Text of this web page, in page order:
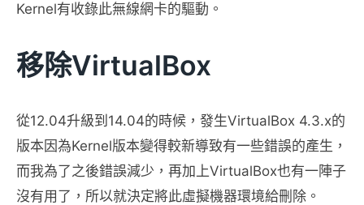
Kernel有收錄此無線網卡的驅動。
移除VirtualBox
從12.04升級到14.04的時候，發生VirtualBox 4.3.x的
版本因為Kernel版本變得較新導致有一些錯誤的產生，
而我為了之後錯誤減少，再加上VirtualBox也有一陣子
沒有用了，所以就決定將此虛擬機器環境給刪除。